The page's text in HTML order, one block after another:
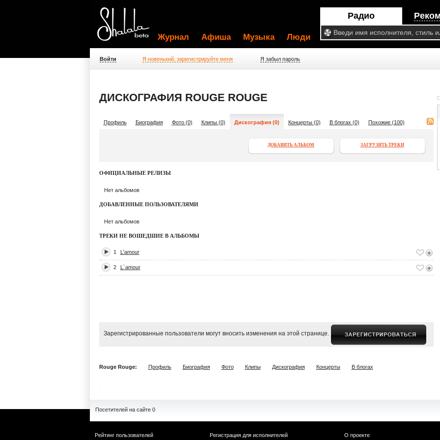
Радио
Журнал Афиша Музыка Люди
Войти Я новенький, зарегистрируйте меня Я забыл пароль
ДИСКОГРАФИЯ ROUGE ROUGE
Профиль Биография Фото (0) Клипы (0) Дискография (0) Концерты (0) В блогах (0) Похожие (100)
ЗАГРУЗИТЬ ТРЕКИ
ДОБАВИТЬ АЛЬБОМ
ОФИЦИАЛЬНЫЕ РЕЛИЗЫ
Нет альбомов
ДОБАВЛЕННЫЕ ПОЛЬЗОВАТЕЛЯМИ
Нет альбомов
ТРЕКИ НЕ ВОШЕДШИЕ В АЛЬБОМЫ
1 L'amour
2 L`amour
Зарегистрированные пользователи могут вносить изменения на этой странице.
Rouge Rouge: Профиль Биография Фото Клипы Дискография Концерты В блогах
Посетителей на сайте 0
Рейтинг пользователей
Регистрация для исполнителей
О проекте